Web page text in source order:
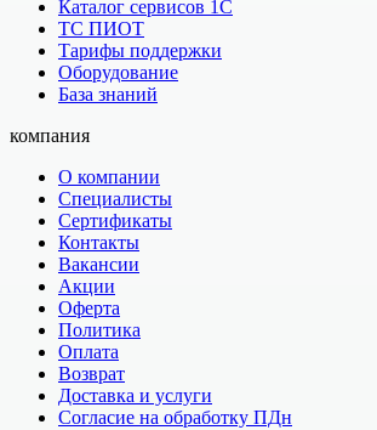
Каталог сервисов 1С
ТС ПИОТ
Тарифы поддержки
Оборудование
База знаний
компания
О компании
Специалисты
Сертификаты
Контакты
Вакансии
Акции
Оферта
Политика
Оплата
Возврат
Доставка и услуги
Согласие на обработку ПДн